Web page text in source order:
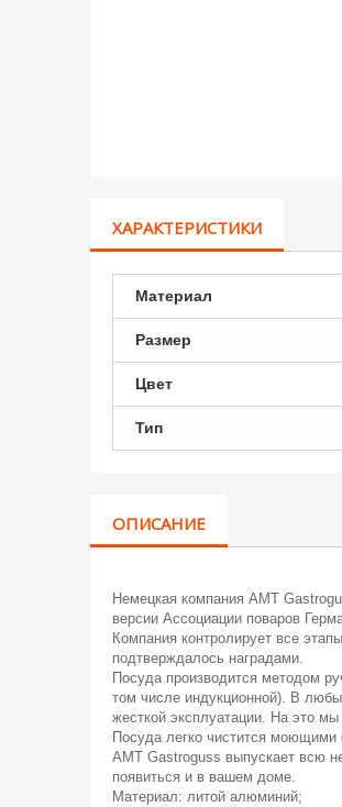
ХАРАКТЕРИСТИКИ
Материал
Размер
Цвет
Тип
ОПИСАНИЕ
Немецкая компания АМТ
версии Ассоциации поваров
Компания контролирует все
подтверждалось наградами.
Посуда производится методом
том числе индукционной). В
жесткой эксплуатации. На это
Посуда легко чистится
AMT Gastroguss выпускает всю
появиться и в вашем доме.
Материал: литой алюминий;